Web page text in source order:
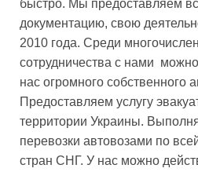
быстро. Мы предоставляем
документацию, свою
2010 года. Среди
сотрудничества с нами
нас огромного собственного
Предоставляем услугу
территории Украины.
перевозки автовозами по
стран СНГ. У нас можно